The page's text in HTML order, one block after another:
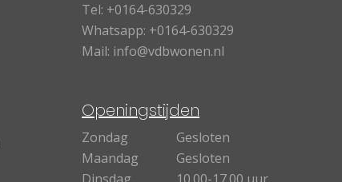
Tel: +0164-630329
Whatsapp: +0164-630329
Mail: info@vdbwonen.nl
Openingstijden
Zondag
Maandag
Gesloten
Gesloten